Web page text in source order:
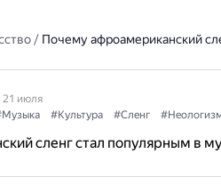
/ Почему афроамериканский
21 июля
#Культура #Сленг
сленг стал популярным в